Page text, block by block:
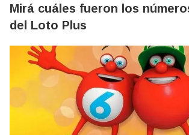
Mirá cuáles fueron los
del Loto Plus